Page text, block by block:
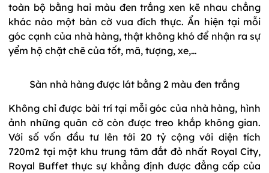
toàn bộ bằng hai màu đen trắng xen kẽ nhau chẳng
khác nào một bàn cờ vua đích thực. Ẩn hiện tại mỗi
góc cạnh của nhà hàng, thật không khó để nhận ra sự
yểm hộ chặt chẽ của tốt, mã, tượng, xe,…
Sàn nhà hàng được lát bằng 2 màu đen trắng
Không chỉ được bài trí tại mỗi góc của nhà hàng, hình
ảnh những quân cờ còn được treo khắp không gian.
Với số vốn đầu tư lên tới 20 tỷ cộng với diện tích
720m2 tại một khu trung tâm đắt đỏ nhất Royal City,
Royal Buffet thực sự khẳng định được đẳng cấp của